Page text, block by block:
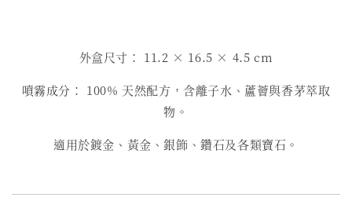
外盒尺寸： 11.2 × 16.5 × 4.5 cm
噴霧成分： 100% 天然配方，含離子水、蘆薈與香茅萃取
物。
適用於鍍金、黃金、銀飾、鑽石及各類寶石。